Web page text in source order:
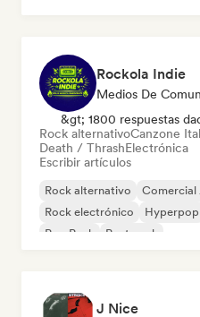
Rockola Indie
Medios De
&gt; 1800 respuestas
Rock alternativoCanzone
Death / ThrashElectrónica
Escribir artículos
Rock alternativo
Comercial
Rock electrónico
Hyperpop
Pop Punk
Post punk
J Nice